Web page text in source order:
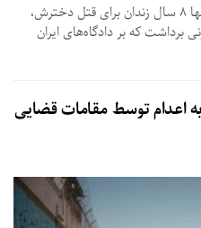
محکوم شدن پدر فاطمه سلطانی به تنها ۸ سال زندان برای قتل دخترش،
برداشت که بر دادگاه‌های ایران
اعدام توسط مقامات قضایی